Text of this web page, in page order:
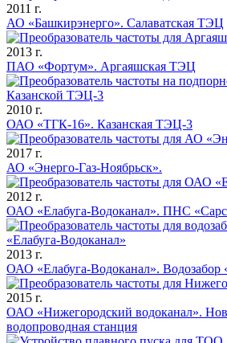
2011 г.
АО «Башкирэнерго». Салаватская ТЭЦ
2013 г.
ПАО «Фортум». Аргаяшская ТЭЦ
2010 г.
ОАО «ТГК-16». Казанская ТЭЦ-3
2017 г.
АО «Энерго-Газ-Ноябрьск».
2012 г.
ОАО «Елабуга-Водоканал». ПНС
2013 г.
ОАО «Елабуга-Водоканал». Водозабор
2015 г.
ОАО «Нижегородский водоканал».
водопроводная станция